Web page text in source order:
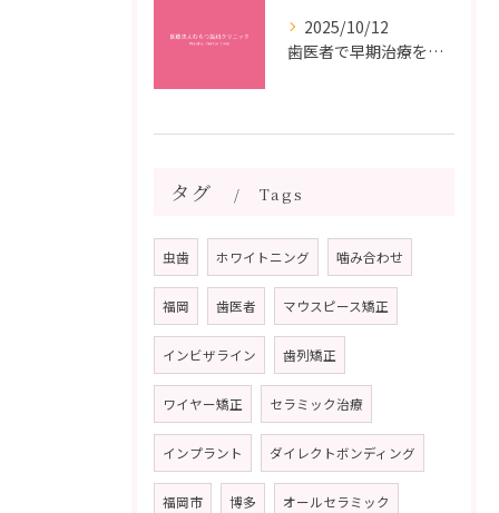
2025/10/12
歯医者で早期治療を受けるメリットと虫歯悪化を防ぐ最短ステップ
タグ Tags
虫歯 ホワイトニング 噛み合わせ
福岡 歯医者 マウスピース矯正
インビザライン 歯列矯正
ワイヤー矯正 セラミック治療
インプラント ダイレクトボンディング
福岡市 博多 オールセラミック